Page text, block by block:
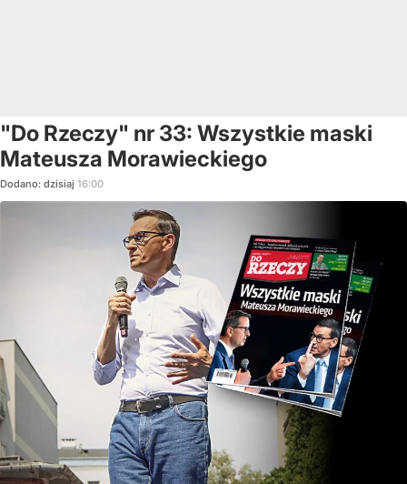
"Do Rzeczy" nr 33: Wszystkie maski
Mateusza Morawieckiego
Dodano: dzisiaj 16:00